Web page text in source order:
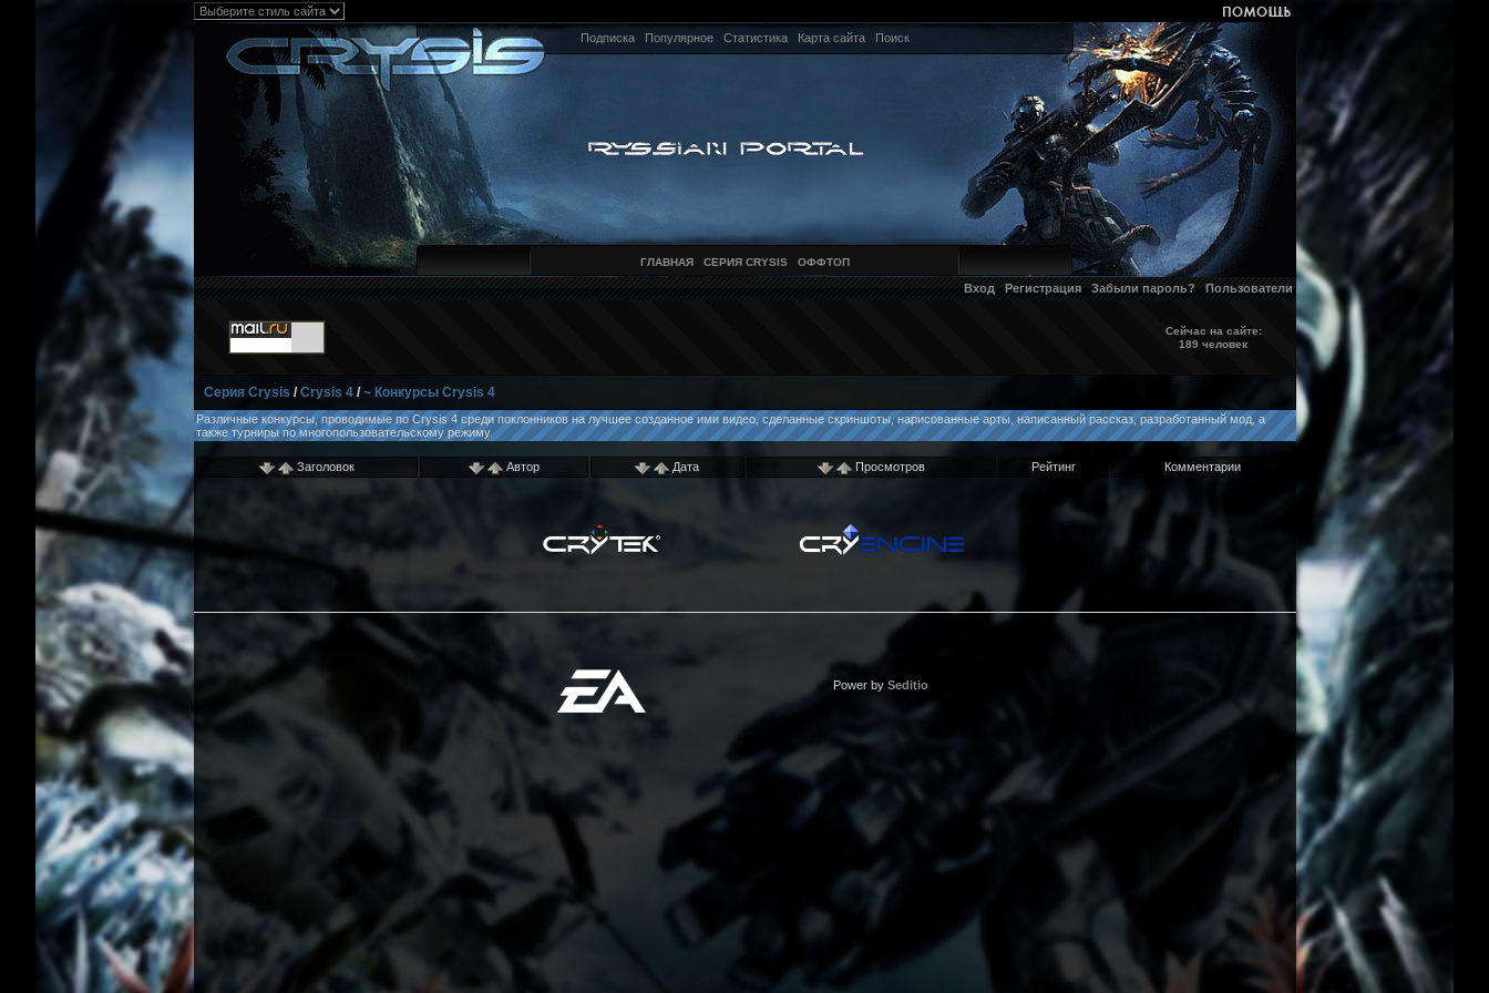
Подписка Популярное Статистика Карта сайта Поиск
ГЛАВНАЯ СЕРИЯ CRYSIS ОФФТОП
Вход Регистрация Забыли пароль? Пользователи
Сейчас на сайте:
189 человек
Серия Crysis /Crysis 4/~ Конкурсы Crysis 4
Различные конкурсы, проводимые по Crysis 4 среди поклонников на лучшее созданное ими видео, сделанные скриншоты, нарисованные арты, написанный рассказ, разработанный мод, а
также турниры по многопользовательскому режиму.
Заголовок Автор Дата Просмотров Рейтинг Комментарии
Power by Seditio